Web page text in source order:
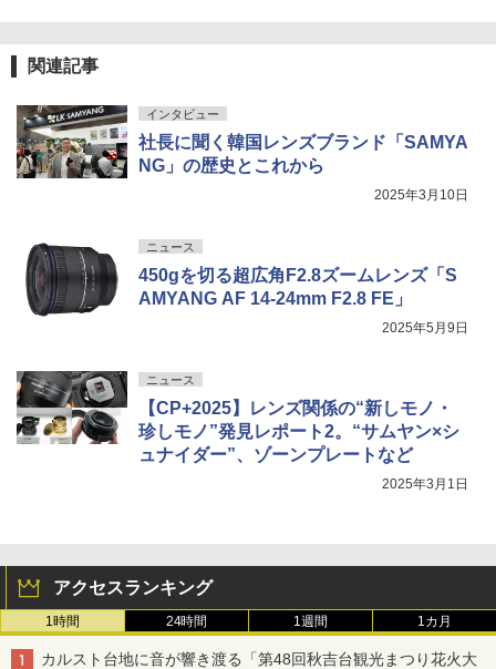
関連記事
インタビュー
社長に聞く韓国レンズブランド「SAMYA
NG」の歴史とこれから
2025年3月10日
ニュース
450gを切る超広角F2.8ズームレンズ「S
AMYANG AF 14-24mm F2.8 FE」
2025年5月9日
ニュース
【CP+2025】レンズ関係の“新しモノ・
珍しモノ”発見レポート2。“サムヤン×シ
ュナイダー”、ゾーンプレートなど
2025年3月1日
アクセスランキング
1時間 24時間 1週間 1カ月
カルスト台地に音が響き渡る「第48回秋吉台観光まつり花火大